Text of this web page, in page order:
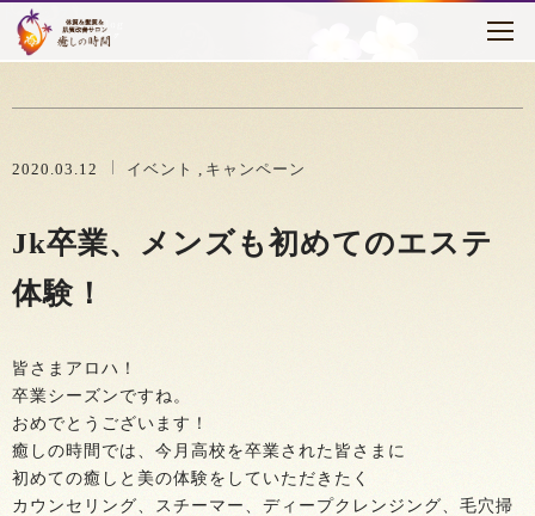
癒しの時間について
アクセス
トピックス
2020.03.12 イベント キャンペーン
Jk卒業、メンズも初めてのエステ
体験！
皆さまアロハ！
卒業シーズンですね。
おめでとうございます！
癒しの時間では、今月高校を卒業された皆さまに
初めての癒しと美の体験をしていただきたく
カウンセリング、スチーマー、ディープクレンジング、毛穴掃